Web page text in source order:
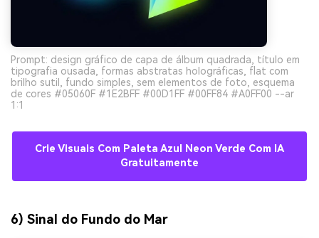
Prompt: design gráfico de capa de álbum quadrada, título em
tipografia ousada, formas abstratas holográficas, flat com
brilho sutil, fundo simples, sem elementos de foto, esquema
de cores #05060F #1E2BFF #00D1FF #00FF84 #A0FF00 --ar
1:1
Crie Visuais Com Paleta Azul Neon Verde Com IA
Gratuitamente
6) Sinal do Fundo do Mar